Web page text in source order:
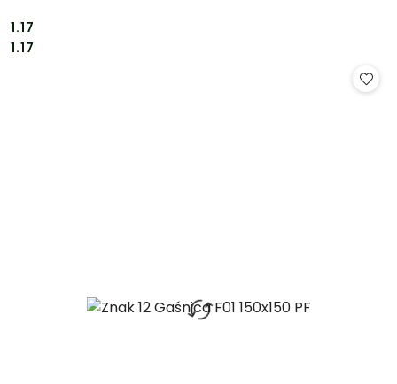
Cena:
1.17
Cena:
1.17